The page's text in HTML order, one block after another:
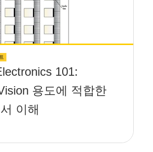
101:
용도에 적합한
이해